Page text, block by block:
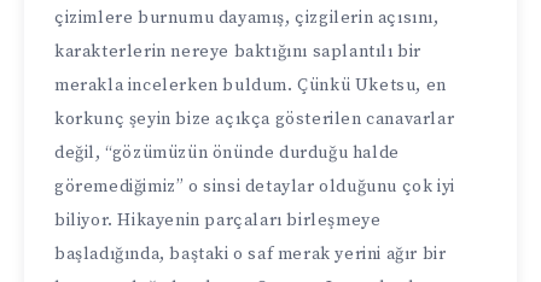
çizimlere burnumu dayamış, çizgilerin açısını,
karakterlerin nereye baktığını saplantılı bir
merakla incelerken buldum. Çünkü Uketsu, en
korkunç şeyin bize açıkça gösterilen canavarlar
değil, “gözümüzün önünde durduğu halde
göremediğimiz” o sinsi detaylar olduğunu çok iyi
biliyor. Hikayenin parçaları birleşmeye
başladığında, baştaki o saf merak yerini ağır bir